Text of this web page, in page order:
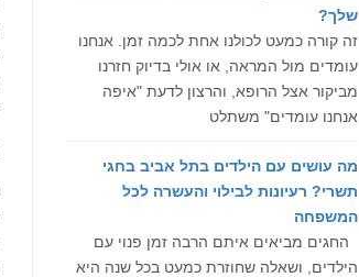
שלך?
זה קורה כמעט לכולנו אחת לכמה זמן. אנחנו
עומדים מול המראה, או אולי בדיוק חזרנו
מביקור אצל הרופא, והרצון לדעת "איפה
אנחנו עומדים" משתלט
מה עושים עם הילדים בתל אביב בחגי
תשרי? רעיונות לבילוי והעשרה לכל
המשפחה
החגים מביאים איתם הרבה זמן פנוי עם
הילדים, ושאלה שחוזרת כמעט בכל שנה היא